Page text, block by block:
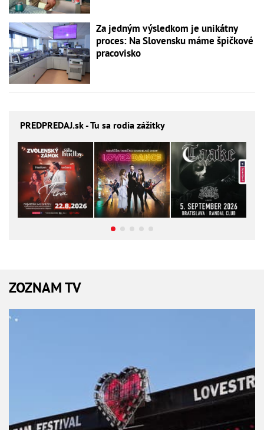
Za jedným výsledkom je unikátny
proces: Na Slovensku máme špičkové
pracovisko
PREDPREDAJ.sk - Tu sa rodia zážitky
ZOZNAM TV